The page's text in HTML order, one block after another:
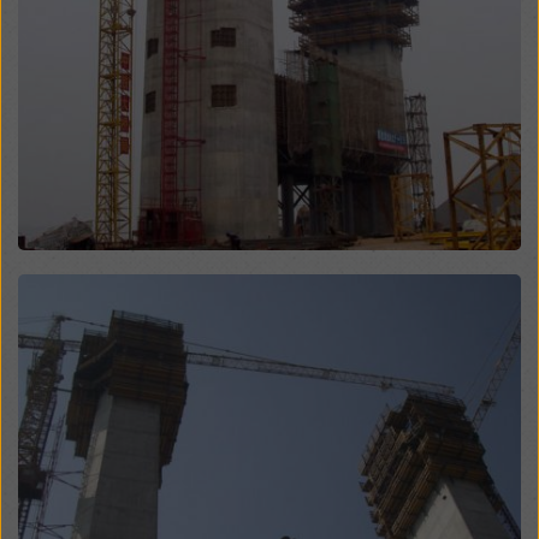
cookieinställningar
genom att klicka på
cookieinställningar längst ner på denna webbplats
och använda motsvarande kryssrutor. Du kan när som
helst återkalla ditt samtycke med framtida verkan och
utan att ange något skäl genom att klicka på
cookieinställningar längst ner på denna webbplats.
Du kan hitta mer information om våra cookiesi vår
integritetspolicy. Vi erbjuder dig också möjligheten att
välja dina cookies (avancerade cookie-inställningar).